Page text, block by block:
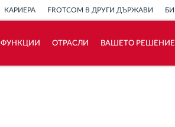
КАРИЕРА FROTCOM В ДРУГИ ДЪРЖАВИ
ФУНКЦИИ ОТРАСЛИ ВАШЕТО РЕШЕНИЕ